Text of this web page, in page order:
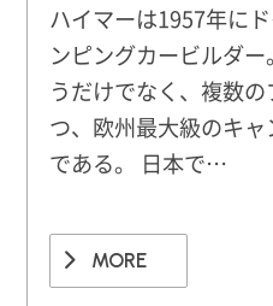
ハイマーは1957年に
ンピングカービルダ
うだけでなく、複数
つ、欧州最大級のキ
である。 日本で…
MORE